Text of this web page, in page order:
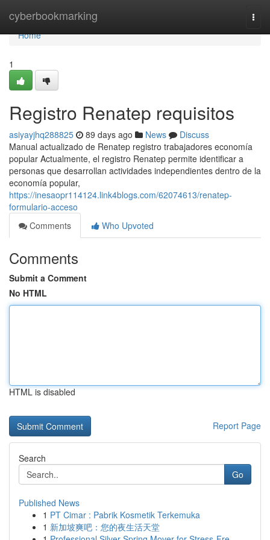
cyberbookmarking
Home
Home
1
Registro Renatep requisitos
asiyayjhq288825 89 days ago News
Discuss
Manual actualizado de Renatep registro trabajadores economía
popular Actualmente, el registro Renatep permite identificar a
personas que desarrollan actividades independientes dentro de la
economía popular,
https://inesaopr114124.link4blogs.com/62074613/renatep-
formulario-acceso
Comments
Who Upvoted
Comments
Submit a Comment
No HTML
HTML is disabled
Report Page
Search
Go
Published News
1 PT Cimar : Pabrik Kosmetik Terkemuka
1 新加坡爽吧：您的夜生活天堂